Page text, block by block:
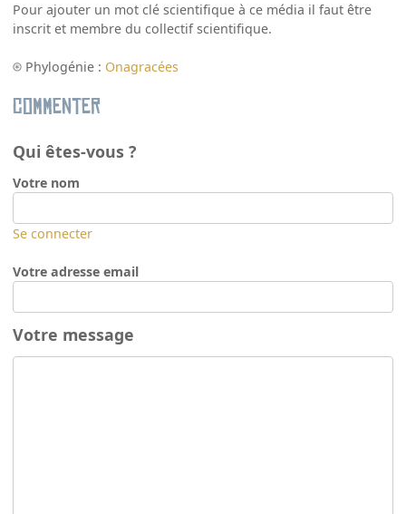
Pour ajouter un mot clé scientifique à ce média il faut être
inscrit et membre du collectif scientifique.
Phylogénie : Onagracées
Commenter
Qui êtes-vous ?
Votre nom
Se connecter
Votre adresse email
Votre message